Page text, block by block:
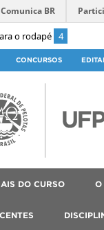
o rodapé 4
Comunica BR
CONCURSOS
DO CURSO O